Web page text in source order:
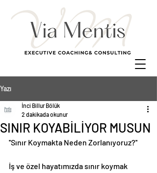
Yazı
SINIR KOYABİLİYOR MUSUN
İnci Billur Bölük
2 dakikada okunur
''Sınır Koymakta Neden Zorlanıyoruz?''
İş ve özel hayatımızda sınır koymak